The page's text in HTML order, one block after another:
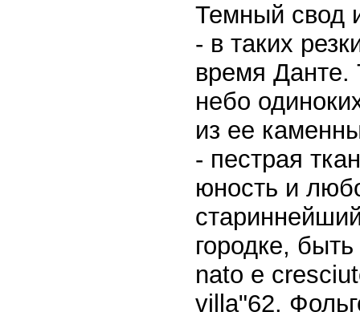
Темный свод
- в таких
время Данте.
небо
из ее
- пестрая
юность и
городке,
nato е
villa"62.